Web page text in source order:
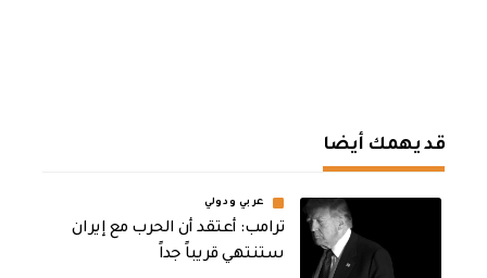
قد يهمك أيضا
عربي ودولي
‏ترامب: أعتقد أن الحرب مع إيران
ستنتهي قريباً جداً